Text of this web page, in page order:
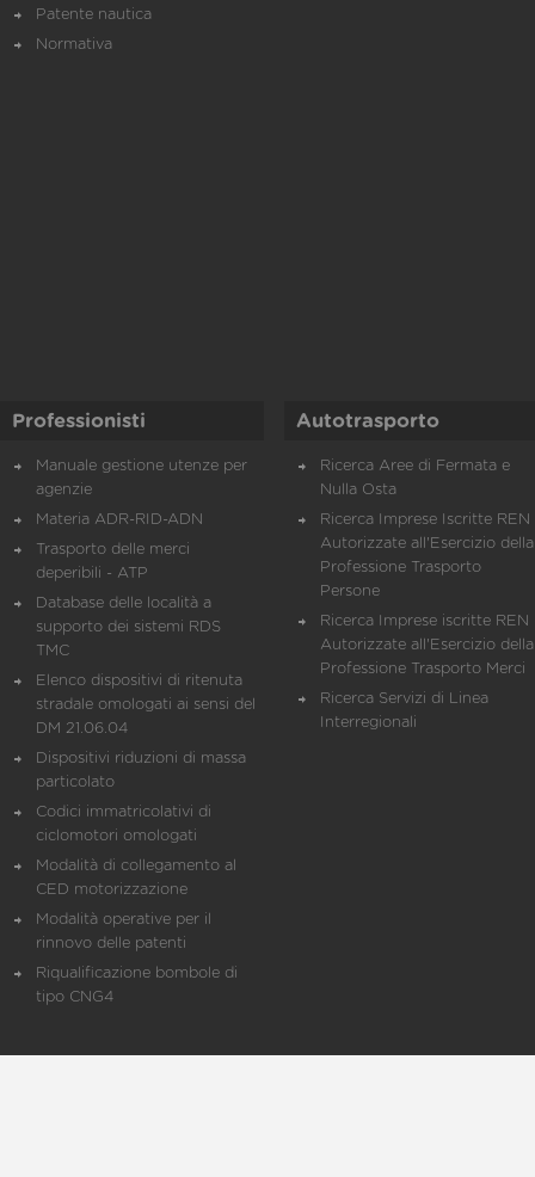
Patente nautica
Normativa
Professionisti
Manuale gestione utenze per
agenzie
Materia ADR-RID-ADN
Trasporto delle merci
deperibili - ATP
Database delle località a
supporto dei sistemi RDS
TMC
Elenco dispositivi di ritenuta
stradale omologati ai sensi del
DM 21.06.04
Dispositivi riduzioni di massa
particolato
Codici immatricolativi di
ciclomotori omologati
Modalità di collegamento al
CED motorizzazione
Modalità operative per il
rinnovo delle patenti
Riqualificazione bombole di
tipo CNG4
Autotrasporto
Ricerca Aree di Fermata e
Nulla Osta
Ricerca Imprese Iscritte REN
Autorizzate all'Esercizio della
Professione Trasporto
Persone
Ricerca Imprese iscritte REN
Autorizzate all'Esercizio della
Professione Trasporto Merci
Ricerca Servizi di Linea
Interregionali